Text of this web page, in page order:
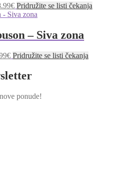
€Trenutna
cijena
Pridružite se listi čekanja
– Siva zona
€Trenutna
je:
4.99€.
Pridružite se listi čekanja
ponude!